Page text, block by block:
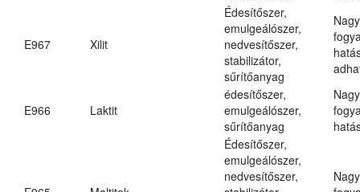
E967 Xilit
Édesítőszer,
emulgeálószer,
nedvesítőszer,
stabilizátor,
sűrítőanyag
E966 Laktit
édesítőszer,
emulgeálószer,
sűrítőanyag
Édesítőszer,
emulgeálószer,
nedvesítőszer,